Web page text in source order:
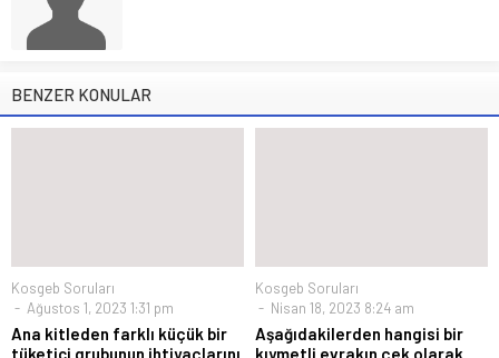
BENZER KONULAR
Kosgeb Soruları
Ağustos 1, 2023 1:31 pm
Ana kitleden farklı küçük bir
tüketici grubunun ihtiyaçlarını
Kosgeb Soruları
Nisan 18, 2023 8:24 am
Aşağıdakilerden hangisi bir
kıymetli evrakın çek olarak